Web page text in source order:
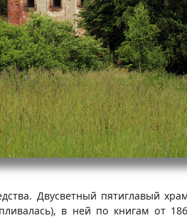
Двусветный пятиглавый
в ней по книгам от